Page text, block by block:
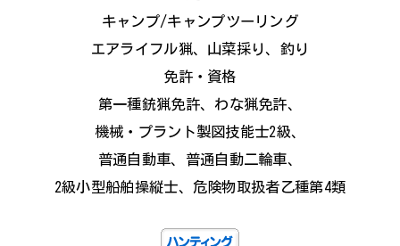
キャンプ/キャンプツーリング
エアライフル猟、山菜採り、釣り
免許・資格
第一種銃猟免許、わな猟免許、
機械・プラント製図技能士2級、
普通自動車、普通自動二輪車、
2級小型船舶操縦士、危険物取扱者乙種第4類